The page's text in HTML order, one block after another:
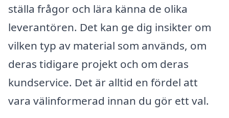
ställa frågor och lära känna de olika
leverantören. Det kan ge dig insikter om
vilken typ av material som används, om
deras tidigare projekt och om deras
kundservice. Det är alltid en fördel att
vara välinformerad innan du gör ett val.